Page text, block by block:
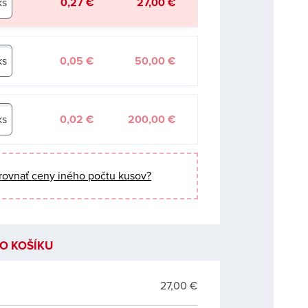
0,27 € 27,00 €
0,05 € 50,00 €
0,02 € 200,00 €
ceny iného počtu kusov?
KOŠÍKU
27,00 €